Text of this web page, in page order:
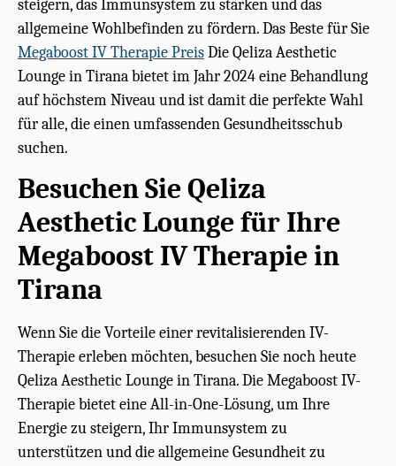
steigern, das Immunsystem zu stärken und das
allgemeine Wohlbefinden zu fördern. Das Beste für Sie
Megaboost IV Therapie PreisDie Qeliza Aesthetic
Lounge in Tirana bietet im Jahr 2024 eine Behandlung
auf höchstem Niveau und ist damit die perfekte Wahl
für alle, die einen umfassenden Gesundheitsschub
suchen.
Besuchen Sie Qeliza
Aesthetic Lounge für Ihre
Megaboost IV Therapie in
Tirana
Wenn Sie die Vorteile einer revitalisierenden IV-
Therapie erleben möchten, besuchen Sie noch heute
Qeliza Aesthetic Lounge in Tirana. Die Megaboost IV-
Therapie bietet eine All-in-One-Lösung, um Ihre
Energie zu steigern, Ihr Immunsystem zu
unterstützen und die allgemeine Gesundheit zu